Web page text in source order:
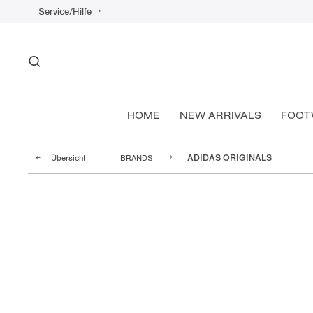
Service/Hilfe
HOME NEW ARRIVALS
Übersicht BRANDS ADIDAS ORIGINALS